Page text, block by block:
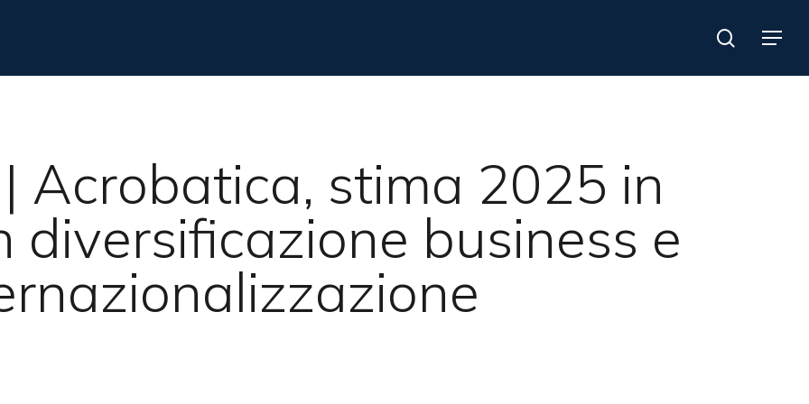
search
Menu
| Acrobatica, stima 2025 in
diversificazione business e